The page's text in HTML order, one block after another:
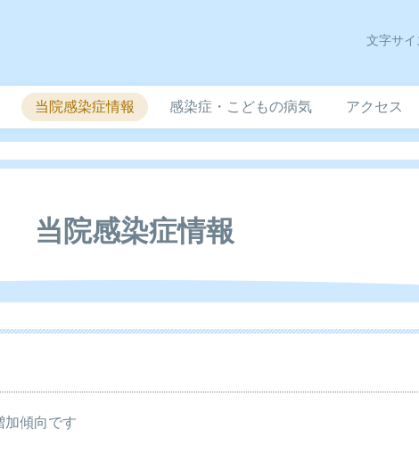
当院感染症情報 感染症・こどもの病気 アクセス
文字サイ
当院感染症情報
加傾向です